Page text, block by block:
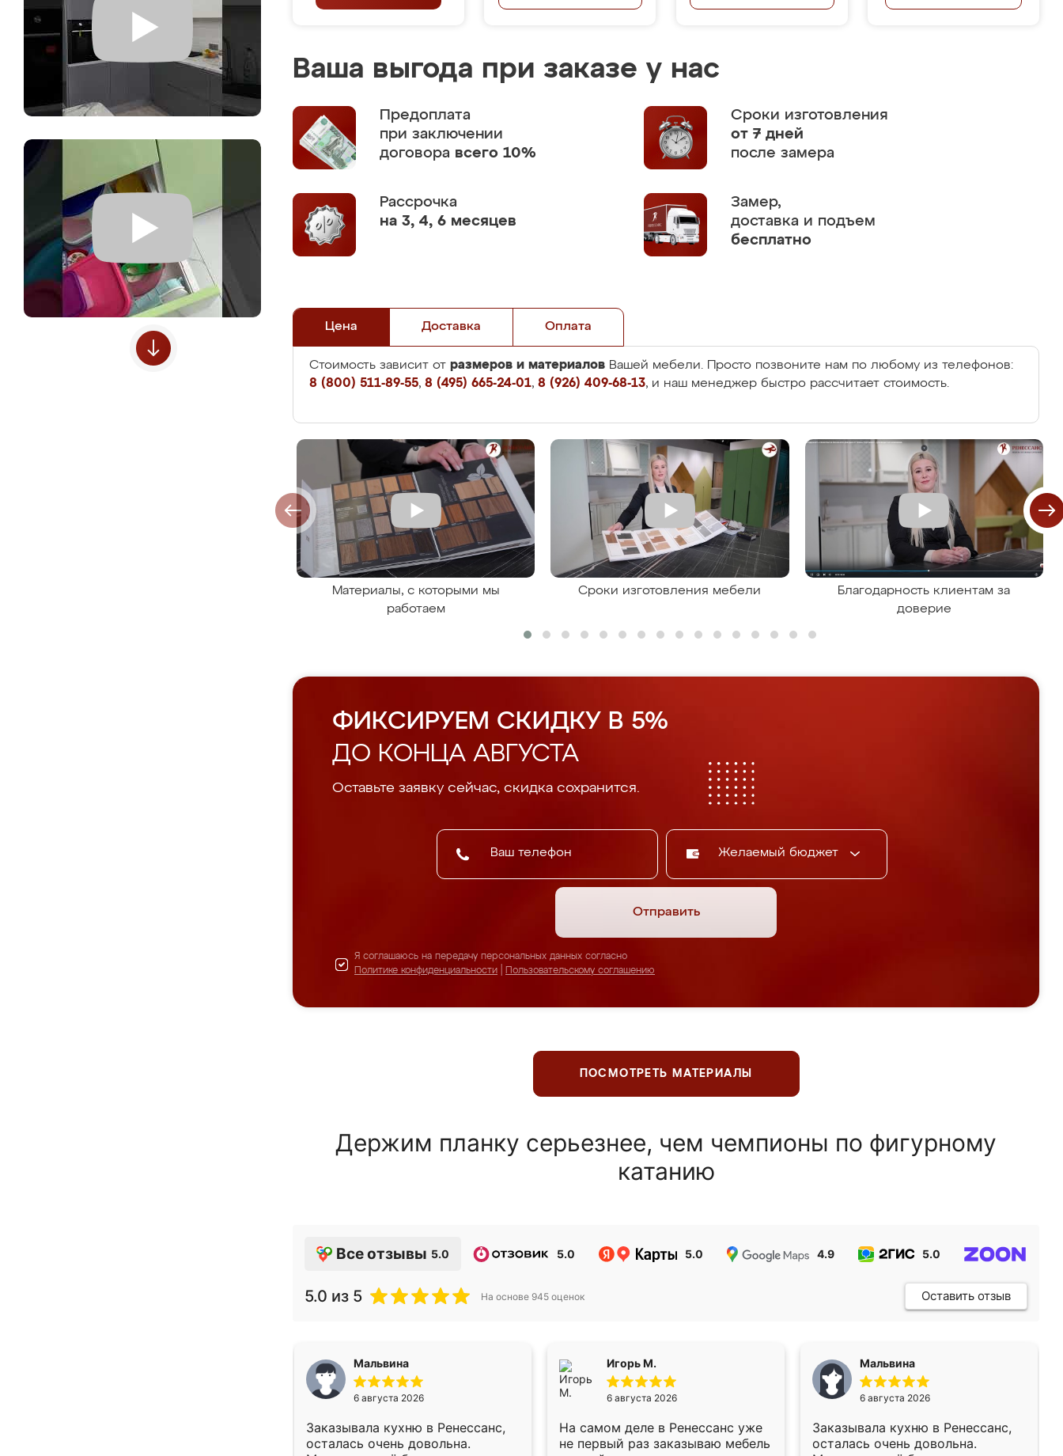
Ваша выгода при заказе у нас
Предоплата
при заключении
договора всего 10%
Сроки изготовления
от 7 дней
после замера
Рассрочка
на 3, 4, 6 месяцев
Замер,
доставка и подъем
бесплатно
Цена Доставка Оплата
Стоимость зависит от размеров и материалов Вашей мебели. Просто позвоните нам по любому из телефонов:
8 (800) 511-89-55, 8 (495) 665-24-01, 8 (926) 409-68-13, и наш менеджер быстро рассчитает стоимость.
Материалы, с которыми мы
работаем
Сроки изготовления мебели
Благодарность клиентам за
доверие
ФИКСИРУЕМ СКИДКУ В 5%
ДО КОНЦА АВГУСТА
Оставьте заявку сейчас, скидка сохранится.
Желаемый бюджет
Отправить
Я соглашаюсь на передачу персональных данных согласно
Политике конфиденциальности
Пользовательскому соглашению
ПОСМОТРЕТЬ МАТЕРИАЛЫ
Держим планку серьезнее, чем чемпионы по фигурному
катанию
Все отзывы 5.0 5.0 5.0 4.9 5.0
5.0 из 5 На основе 945 оценок Оставить отзыв
Мальвина
6 августа 2026
Заказывала кухню в Ренессанс,
осталась очень довольна.
Игорь М.
6 августа 2026
На самом деле в Ренессанс уже
не первый раз заказываю мебель
Мальвина
6 августа 2026
Заказывала кухню в Ренессанс,
осталась очень довольна.